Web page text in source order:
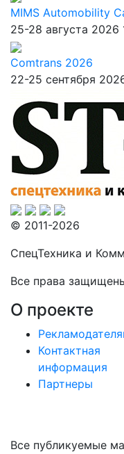
MIMS Automobility
25-28 августа 2026
Comtrans 2026
22-25 сентября
© 2011-2026
СпецТехника и
Все права
О проекте
Контактная
информация
Партнеры
Все публикуемые